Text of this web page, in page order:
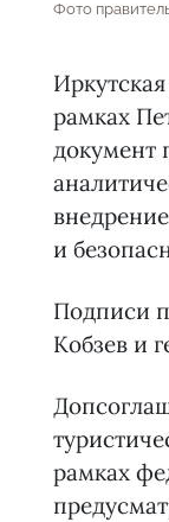
Фото
рамках
документ
и
Подписи
Кобзев и
рамках